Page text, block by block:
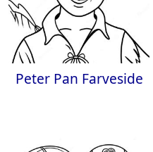
Peter Pan Farveside